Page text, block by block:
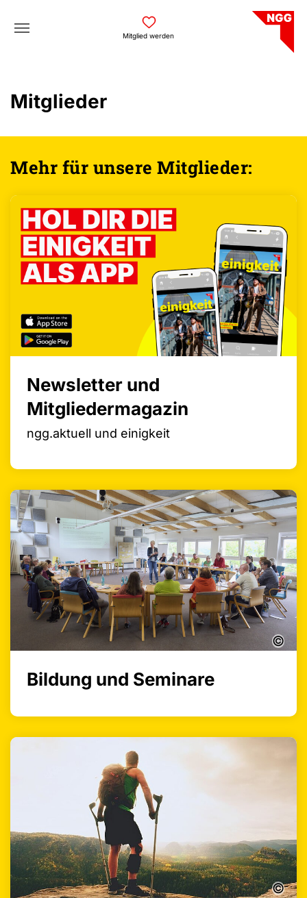
Mitglied werden
Mitglieder
Mehr für unsere Mitglieder:
Newsletter und
Mitgliedermagazin
ngg.aktuell und einigkeit
©
Bildung und Seminare
©